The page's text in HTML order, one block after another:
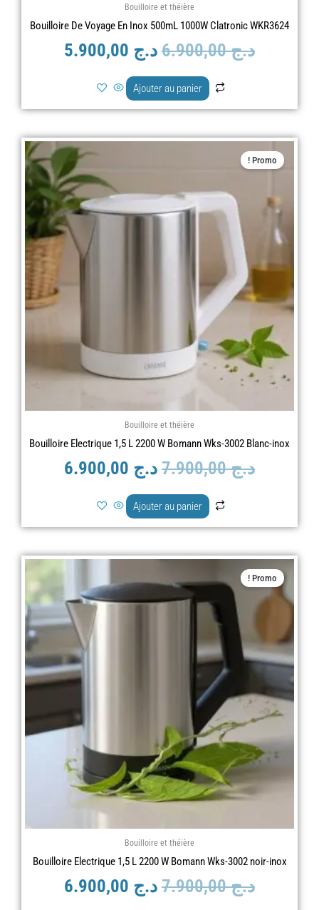
Bouilloire et théière
Bouilloire De Voyage En Inox 500mL 1000W Clatronic WKR3624
د.ج6.900,00 د.ج
Ajouter au panier
Promo !
Bouilloire et théière
Bouilloire Electrique 1,5 L 2200 W Bomann Wks-3002 Blanc-inox
د.ج7.900,00
Le
initial
était :
د.ج
Le
prix
actuel
est :
د.ج 6.900,00.
Ajouter au panier
Promo !
Bouilloire et théière
Bouilloire Electrique 1,5 L 2200 W Bomann Wks-3002 noir-inox
د.ج7.900,00
Le
prix
initial
د.ج
Le
prix
actuel
est :
د.ج 6.900,00.